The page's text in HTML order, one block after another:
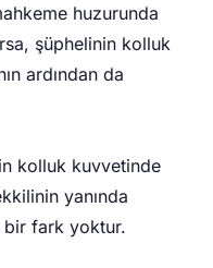
huzurunda
şüphelinin kolluk
ardından da
kolluk kuvvetinde
yanında
bir fark yoktur.